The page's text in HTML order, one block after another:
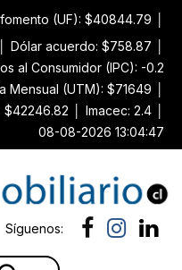
(UF): $40844.79
Dólar acuerdo: $758.87
al Consumidor (IPC): -0.2
Mensual (UTM): $71649
$42246.82
Imacec: 2.4
08-08-2026 13:04:47
Síguenos: